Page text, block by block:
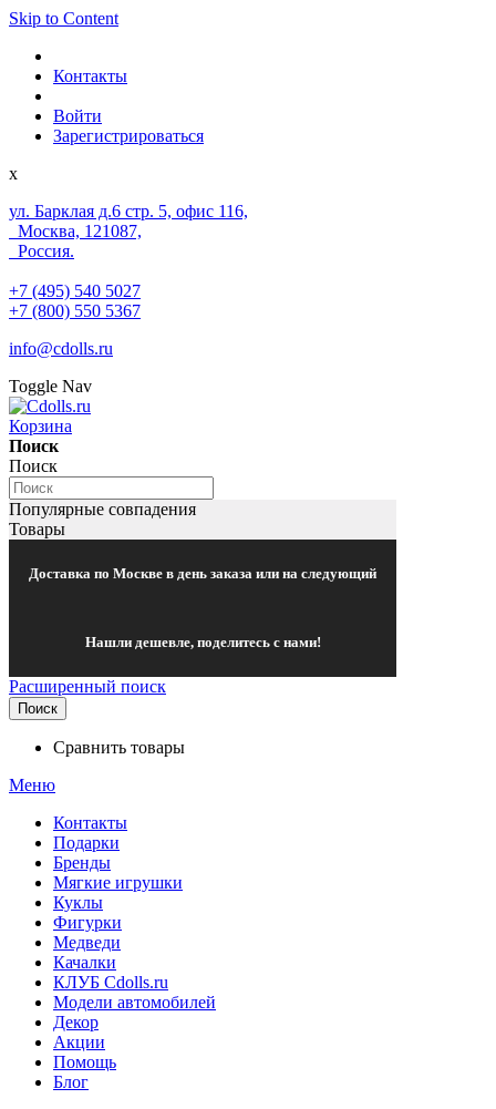
Skip to Content
Контакты
Войти
Зарегистрироваться
x
ул. Барклая д.6 стр. 5, офис 116,
Москва, 121087,
Россия.
+7 (495) 540 5027
+7 (800) 550 5367
info@cdolls.ru
Toggle Nav
Корзина
Поиск
Поиск
Популярные совпадения
Товары
Доставка по Москве в день заказа или на следующий
Нашли дешевле, поделитесь с нами!
Расширенный поиск
Поиск
Сравнить товары
Меню
Контакты
Подарки
Бренды
Мягкие игрушки
Куклы
Фигурки
Медведи
Качалки
КЛУБ Cdolls.ru
Модели автомобилей
Декор
Акции
Помощь
Блог